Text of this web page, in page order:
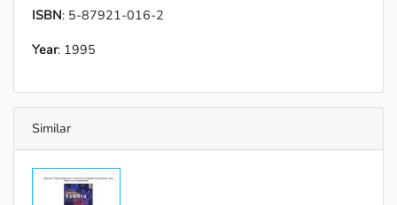
ISBN: 5-87921-016-2
Year: 1995
Similar